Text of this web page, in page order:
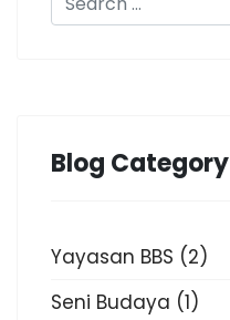
Blog Category
Yayasan BBS (2)
Seni Budaya (1)